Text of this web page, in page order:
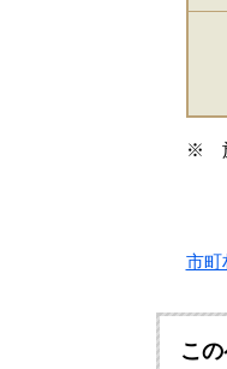
※ 施
市町
こ